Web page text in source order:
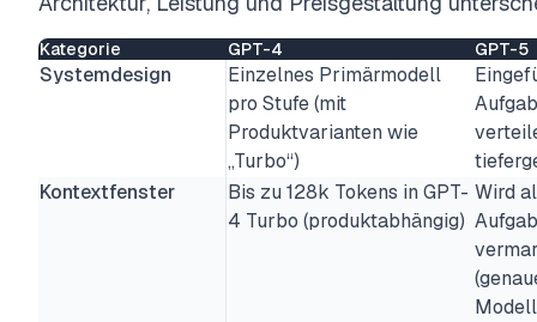
Kategorie GPT-4 GPT-5
Systemdesign
Einzelnes Primärmodell
pro Stufe (mit
Produktvarianten wie
„Turbo“)
Kontextfenster
Bis zu 128k Tokens in GPT-
4 Turbo (produktabhängig)
Wird